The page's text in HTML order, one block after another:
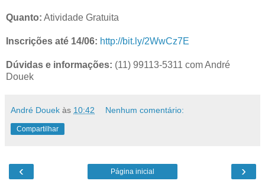
Quanto: Atividade Gratuita
Inscrições até 14/06: http://bit.ly/2WwCz7E
Dúvidas e informações: (11) 99113-5311 com André
Douek
André Douek às 10:42 Nenhum comentário:
Compartilhar
‹ ›
Página inicial